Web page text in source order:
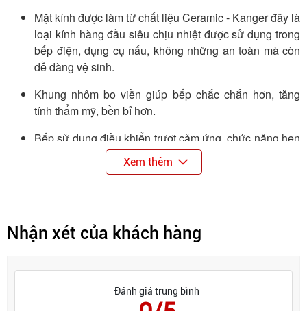
Mặt kính được làm từ chất liệu Ceramic - Kanger đây là
loại kính hàng đầu siêu chịu nhiệt được sử dụng trong
bếp điện, dụng cụ nấu, không những an toàn mà còn
dễ dàng vệ sinh.
Khung nhôm bo viền giúp bếp chắc chắn hơn, tăng
tính thẩm mỹ, bền bỉ hơn.
Bếp sử dụng điều khiển trượt cảm ứng, chức năng hẹn
giờ, khóa an toàn trẻ em.
mặt bếp giúp nấu nướng an toàn.
Nhược điểm
đáy nhiễm từ, các loại nồi nhôm, nồi đất, nồi thủy
tinh,... không dùng được.
Xem thêm
Nhận xét của khách hàng
Đánh giá trung bình